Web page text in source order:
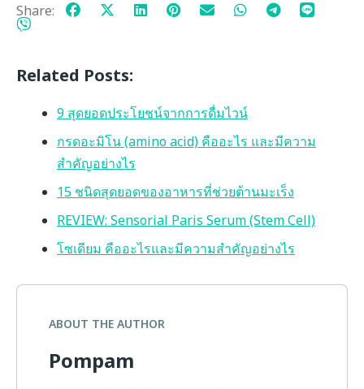
Share:
Related Posts:
9 สุดยอดประโยชน์จากการดื่มไวน์
กรดอะมิโน (amino acid) คืออะไร และมีความ
สำคัญอย่างไร
15 ชนิดสุดยอดของอาหารที่ช่วยต้านมะเร็ง
REVIEW: Sensorial Paris Serum (Stem Cell)
โซเดียม คืออะไรและมีความสำคัญอย่างไร
ABOUT THE AUTHOR
Pompam